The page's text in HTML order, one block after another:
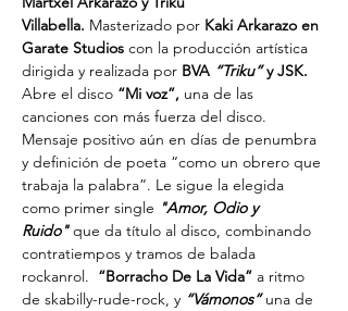
Villabella. Masterizado por Kaki Arkarazo en
Garate Studios con la producción artística
dirigida y realizada por BVA “Triku” y JSK.
Abre el disco “Mi voz”, una de las
canciones con más fuerza del disco.
Mensaje positivo aún en días de penumbra
y definición de poeta “como un obrero que
trabaja la palabra”. Le sigue la elegida
como primer single "Amor, Odio y
Ruido" que da título al disco, combinando
contratiempos y tramos de balada
rockanrol. “Borracho De La Vida” a ritmo
de skabilly-rude-rock, y “Vámonos” una de